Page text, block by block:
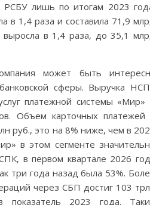
РСБУ лишь по итогам 2023
в 1,4 раза и составила 71,9
в 1,4 раза, до 35,1
может быть
сферы. Выручка
платежной системы «Мир»
Объем карточных платежей
руб., это на 8% ниже, чем в
в этом сегменте
в первом квартале 2026
три года назад была 53%.
через СБП достиг 103
2023 года.